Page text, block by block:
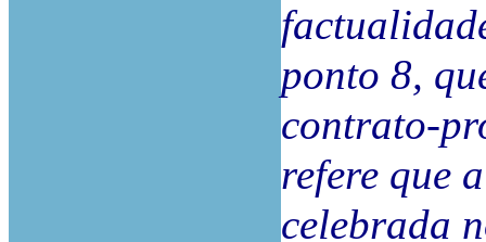
ponto 8,
contrato-
refere que
celebrada